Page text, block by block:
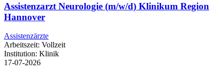
Assistenzarzt Neurologie (m/w/d) Klinikum Region
Hannover
Assistenzärzte
Arbeitszeit: Vollzeit
Institution: Klinik
17-07-2026